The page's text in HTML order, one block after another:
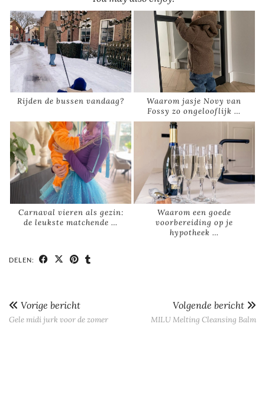
Rijden de bussen vandaag?
Waarom jasje Novy van
Fossy zo ongelooflijk …
Carnaval vieren als gezin:
de leukste matchende …
Waarom een goede
voorbereiding op je
hypotheek …
DELEN:
Vorige bericht
Gele midi jurk voor de zomer
Volgende bericht
MILU Melting Cleansing Balm